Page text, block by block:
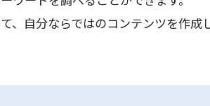
、自分ならではのコンテンツを作成